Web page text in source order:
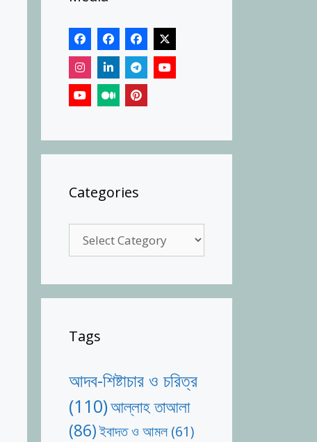
Categories
Tags
আদব-শিষ্টাচার ও চরিত্র
(110)আল্লাহ তাআলা
(86)ইবাদত ও আমল(61)